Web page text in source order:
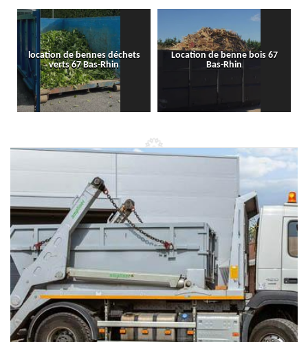
location de bennes déchets
verts 67 Bas-Rhin
Location de benne bois 67
Bas-Rhin